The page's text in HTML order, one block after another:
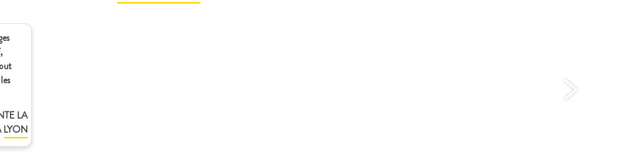
LA
LYON